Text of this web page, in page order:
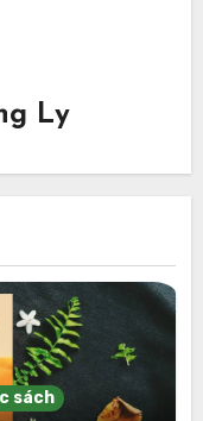
Ly
sách